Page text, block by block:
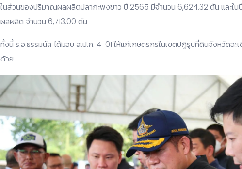
ในส่วนของปริมาณผลผลิตปลากะพงขาว ปี 2565 มีจำนวน 6,624.32 ตัน และใ
ผลผลิต จำนวน 6,713.00 ตัน
ทั้งนี้ ร.อ.ธรรมนัส ได้มอบ ส.ป.ก. 4-01 ให้แก่เกษตรกรในเขตปฏิรูปที่ดินจังหวัดฉะเ
ด้วย